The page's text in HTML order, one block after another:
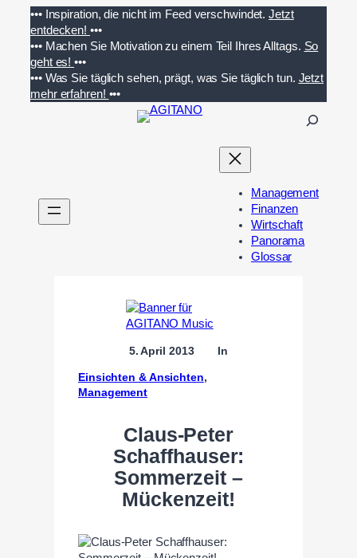
Inhalt
springen
••• Inspiration, die nicht im Feed verschwindet. Jetzt
entdecken! •••
••• Machen Sie Motivation zu einem Teil Ihres Alltags. So
geht es!•••
••• Was Sie täglich sehen, prägt, was Sie täglich tun. Jetzt
mehr erfahren! •••
n
Management
Finanzen
Wirtschaft
Panorama
Glossar
5. April 2013 In
Einsichten & Ansichten
Management
Claus-Peter
Schaffhauser:
Sommerzeit –
Mückenzeit!